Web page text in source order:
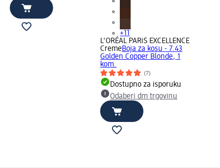
+11
L'ORÉAL PARiS EXCELLENCE
CremeBoja za kosu - 7.43
Golden Copper Blonde, 1
kom.
(7)
Dostupno za isporuku
Odaberi dm trgovinu